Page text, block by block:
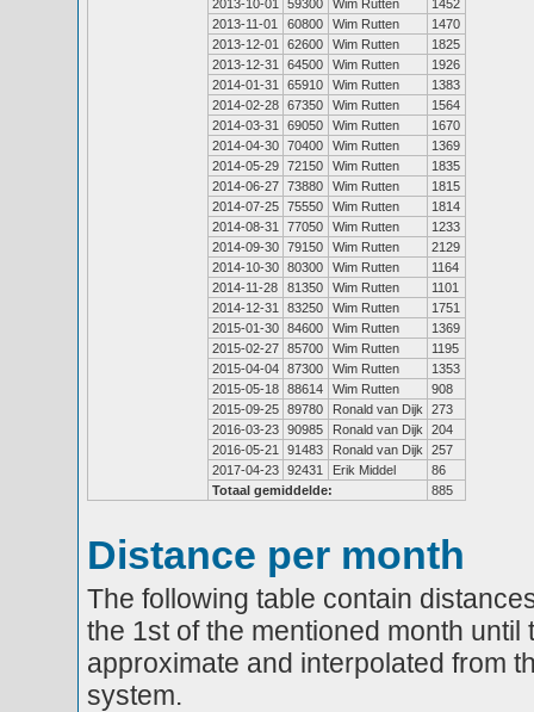
2013-10-01
59300 Wim Rutten
1452
2013-11-01
60800 Wim Rutten
1470
2013-12-01
62600 Wim Rutten
1825
2013-12-31
64500 Wim Rutten
1926
2014-01-31
65910 Wim Rutten
1383
2014-02-28 67350 Wim Rutten
1564
2014-03-31
69050 Wim Rutten
1670
2014-04-30 70400 Wim Rutten
1369
2014-05-29 72150 Wim Rutten
1835
2014-06-27 73880 Wim Rutten
1815
2014-07-25 75550 Wim Rutten
1814
2014-08-31
77050 Wim Rutten
1233
2014-09-30 79150 Wim Rutten
2129
2014-10-30 80300 Wim Rutten
1164
2014-11-28
81350 Wim Rutten
1101
2014-12-31
83250 Wim Rutten
1751
2015-01-30 84600 Wim Rutten
1369
2015-02-27 85700 Wim Rutten
1195
2015-04-04 87300 Wim Rutten
1353
2015-05-18 88614 Wim Rutten
908
2015-09-25 89780 Ronald van Dijk
273
2016-03-23 90985 Ronald van Dijk
204
2016-05-21
91483 Ronald van Dijk
257
2017-04-23 92431 Erik Middel
86
Totaal gemiddelde:
885
Distance per month
The following table contain
the 1st of the mentioned month
approximate and interpolated from
system.